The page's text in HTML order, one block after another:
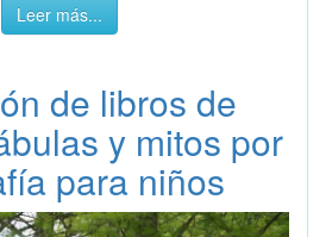
Leer más...
de libros de
y mitos por
para niños